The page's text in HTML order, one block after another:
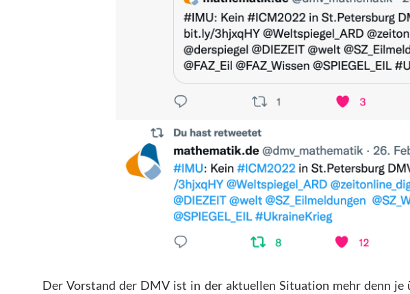
Der Vorstand der DMV ist in der aktuellen Situation mehr denn je